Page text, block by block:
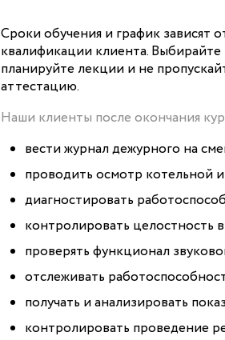
Сроки обучения и график зависят
квалификации клиента.
планируйте лекции и не
аттестацию.
Наши клиенты после окончания
вести журнал дежурного на
проводить осмотр котельной и
диагностировать
контролировать целостность
проверять функционал
отслеживать
получать и анализировать
контролировать проведение